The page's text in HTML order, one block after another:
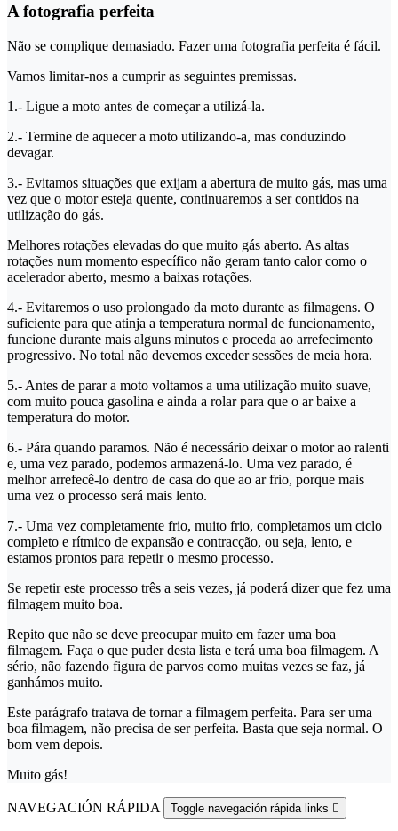
A fotografia perfeita
Não se complique demasiado. Fazer uma fotografia perfeita é fácil.
Vamos limitar-nos a cumprir as seguintes premissas.
1.- Ligue a moto antes de começar a utilizá-la.
2.- Termine de aquecer a moto utilizando-a, mas conduzindo
devagar.
3.- Evitamos situações que exijam a abertura de muito gás, mas uma
vez que o motor esteja quente, continuaremos a ser contidos na
utilização do gás.
Melhores rotações elevadas do que muito gás aberto. As altas
rotações num momento específico não geram tanto calor como o
acelerador aberto, mesmo a baixas rotações.
4.- Evitaremos o uso prolongado da moto durante as filmagens. O
suficiente para que atinja a temperatura normal de funcionamento,
funcione durante mais alguns minutos e proceda ao arrefecimento
progressivo. No total não devemos exceder sessões de meia hora.
5.- Antes de parar a moto voltamos a uma utilização muito suave,
com muito pouca gasolina e ainda a rolar para que o ar baixe a
temperatura do motor.
6.- Pára quando paramos. Não é necessário deixar o motor ao ralenti
e, uma vez parado, podemos armazená-lo. Uma vez parado, é
melhor arrefecê-lo dentro de casa do que ao ar frio, porque mais
uma vez o processo será mais lento.
7.- Uma vez completamente frio, muito frio, completamos um ciclo
completo e rítmico de expansão e contracção, ou seja, lento, e
estamos prontos para repetir o mesmo processo.
Se repetir este processo três a seis vezes, já poderá dizer que fez uma
filmagem muito boa.
Repito que não se deve preocupar muito em fazer uma boa
filmagem. Faça o que puder desta lista e terá uma boa filmagem. A
sério, não fazendo figura de parvos como muitas vezes se faz, já
ganhámos muito.
Este parágrafo tratava de tornar a filmagem perfeita. Para ser uma
boa filmagem, não precisa de ser perfeita. Basta que seja normal. O
bom vem depois.
Muito gás!
NAVEGACIÓN RÁPIDA Toggle navegación rápida links 